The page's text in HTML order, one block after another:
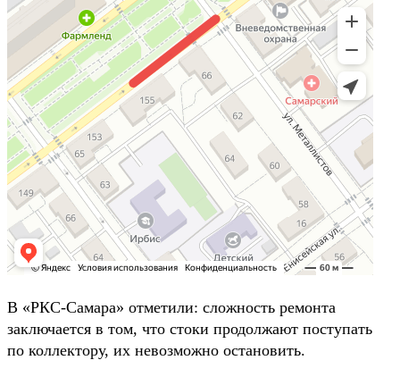
В «РКС-Самара» отметили: сложность ремонта
заключается в том, что стоки продолжают поступать
по коллектору, их невозможно остановить.